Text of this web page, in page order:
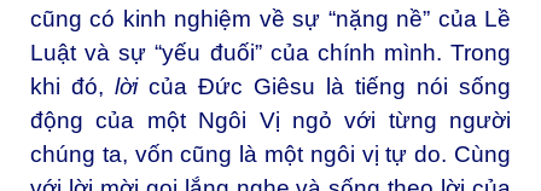
cũng có kinh nghiệm về sự “nặng nề” của Lề
Luật và sự “yếu đuối” của chính mình. Trong
khi đó, lời của Đức Giêsu là tiếng nói sống
động của một Ngôi Vị ngỏ với từng người
chúng ta, vốn cũng là một ngôi vị tự do. Cùng